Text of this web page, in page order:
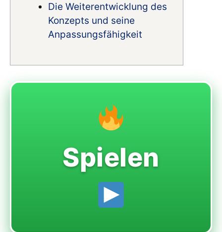
Die Weiterentwicklung des
Konzepts und seine
Anpassungsfähigkeit
Spielen